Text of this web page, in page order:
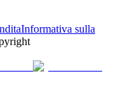
Informativa sulla